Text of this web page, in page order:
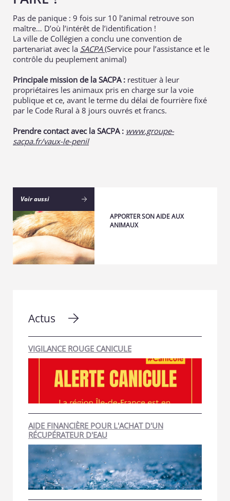
Pas de panique : 9 fois sur 10 l’animal retrouve son
maître… D’où l’intérêt de l’identification !
La ville de Collégien a conclu une convention de
partenariat avec la SACPA(Service pour l’assistance et le
contrôle du peuplement animal)
Principale mission de la SACPA : restituer à leur
propriétaires les animaux pris en charge sur la voie
publique et ce, avant le terme du délai de fourrière fixé
par le Code Rural à 8 jours ouvrés et francs.
Prendre contact avec la SACPA : www.groupe-
sacpa.fr/vaux-le-penil
Voir aussi
APPORTER SON AIDE AUX
ANIMAUX
Actus
VIGILANCE ROUGE CANICULE
AIDE FINANCIÈRE POUR L'ACHAT D'UN
RÉCUPÉRATEUR D'EAU